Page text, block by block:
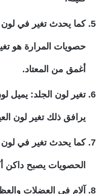
كما يحدث تغير في لون
حصويات المرارة هو
أغمق من المعتاد.
تغير لون الجلد: يميل
يرافق ذلك تغير لون
كما يحدث تغير في
الحصويات يصبح داكن
آلام في العضلات